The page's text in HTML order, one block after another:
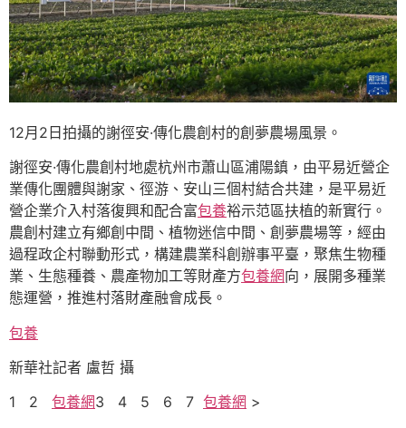
12月2日拍攝的謝徑安·傳化農創村的創夢農場風景。
謝徑安·傳化農創村地處杭州市蕭山區浦陽鎮，由平易近營企
業傳化團體與謝家、徑游、安山三個村結合共建，是平易近
營企業介入村落復興和配合富包養裕示范區扶植的新實行。
農創村建立有鄉創中間、植物迷信中間、創夢農場等，經由
過程政企村聯動形式，構建農業科創辦事平臺，聚焦生物種
業、生態種養、農產物加工等財產方包養網向，展開多種業
態運營，推進村落財產融會成長。
包養
新華社記者 盧哲 攝
1 2 包養網3 4 5 6 7 包養網 >